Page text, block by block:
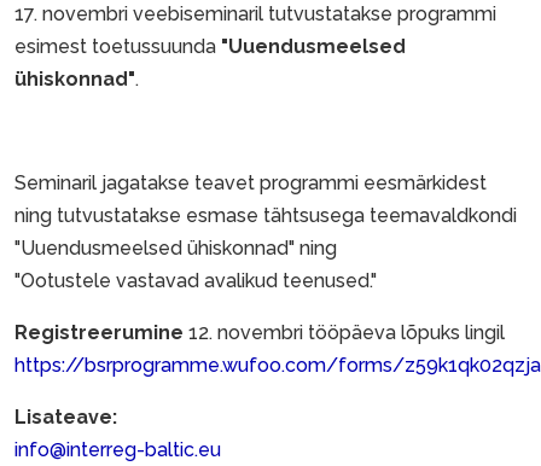
17. novembri veebiseminaril tutvustatakse programmi
esimest toetussuunda "Uuendusmeelsed
ühiskonnad".
Seminaril jagatakse teavet programmi eesmärkidest
ning tutvustatakse esmase tähtsusega teemavaldkondi
"Uuendusmeelsed ühiskonnad" ning
"Ootustele vastavad avalikud teenused."
Registreerumine 12. novembri tööpäeva lõpuks lingil
https://bsrprogramme.wufoo.com/forms/
Lisateave:
info@interreg-baltic.eu